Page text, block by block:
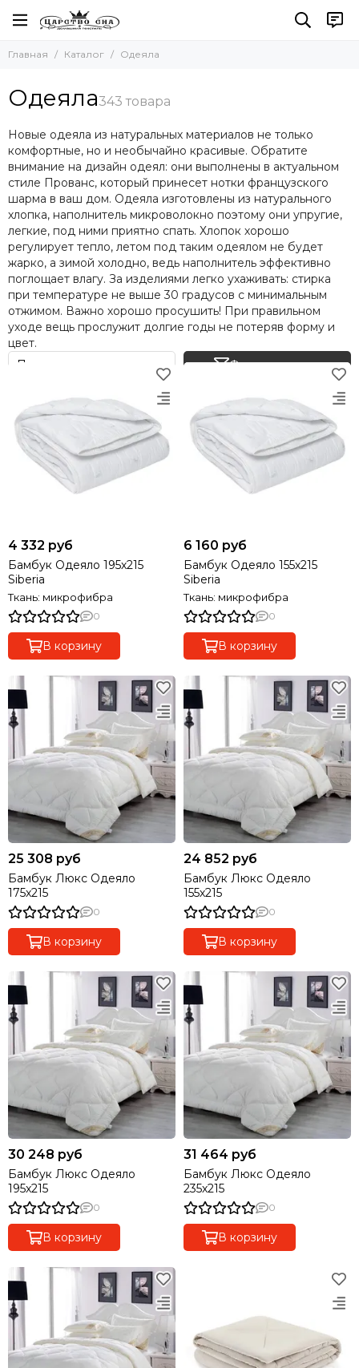
Одеяла
Одеяла Натуральный шёлк
Пуховые одеяла
Микроволокно (искуственный пух)
Одеяла Козий пух (Кашемир)
Одеяла Овечья шерсть
Одеяла с верблюжьей шерстью
Одеяла Льняное волокно
Одеяла Хлопковое волокно
Одеяла Шерсть Яка
Одеяла Шерсть Альпака
Одеяла Молочное волокно
Главная Каталог Одеяла
Одеяла
Новые одеяла из натуральных материалов не только
комфортные, но и необычайно красивые. Обратите
внимание на дизайн одеял: они выполнены в актуальном
стиле Прованс, который принесет нотки французского
шарма в ваш дом. Одеяла изготовлены из натурального
хлопка, наполнитель микроволокно поэтому они упругие,
легкие, под ними приятно спать. Хлопок хорошо
регулирует тепло, летом под таким одеялом не будет
жарко, а зимой холодно, ведь наполнитель эффективно
поглощает влагу. За изделиями легко ухаживать: стирка
при температуре не выше 30 градусов с минимальным
отжимом. Важно хорошо просушить! При правильном
уходе вещь прослужит долгие годы не потеряв форму и
цвет.
Фильтр товаров
4 332 руб
Бамбук Одеяло 195х215
Siberia
Ткань: микрофибра
0
В корзину
6 160 руб
Бамбук Одеяло 155х215
Siberia
Ткань: микрофибра
0
В корзину
25 308 руб
Бамбук Люкс Одеяло
175x215
0
В корзину
24 852 руб
Бамбук Люкс Одеяло
155х215
0
В корзину
30 248 руб
Бамбук Люкс Одеяло
195x215
0
В корзину
31 464 руб
Бамбук Люкс Одеяло
235х215
0
В корзину